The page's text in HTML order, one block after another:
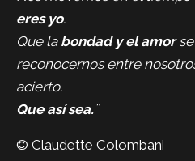
Venezuela
1995-1998
eres yo.
Que la bondad y el amorse
reconocernos entre
Que así sea.
© Claudette Colombani